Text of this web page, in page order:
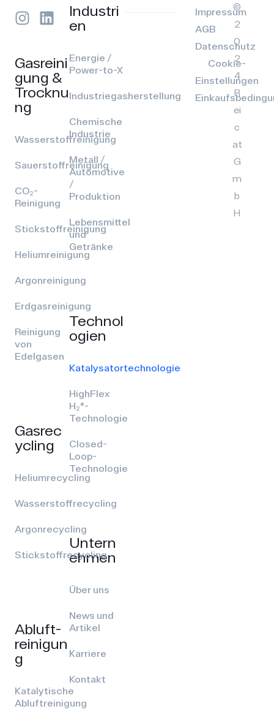
Gasreini
gung &
Trocknu
ng
Wasserstoffreinigung
Sauerstoffreinigung
CO₂-
Reinigung
Stickstoffreinigung
Heliumreinigung
Argonreinigung
Erdgasreinigung
Reinigung
von
Edelgasen
Gasrec
ycling
Heliumrecycling
Wasserstoffrecycling
Argonrecycling
Stickstoffrecycling
Abluft­
reinigun
g
Katalytische
Abluftreinigung
Industri
en
Energie /
Power-to-X
Industriegasherstellung
Chemische
Industrie
Metall /
Automotive
/
Produktion
Lebensmittel
und
Getränke
Technol
ogien
Katalysatortechnologie
HighFlex
H₂®-
Technologie
Closed-
Loop-
Technologie
Untern
ehmen
Über uns
News und
Artikel
Karriere
Kontakt
Impressum
AGB
Datenschutz
Cookie-
Einstellungen
©
2
0
2
4
R
ei
c
at
G
m
b
H